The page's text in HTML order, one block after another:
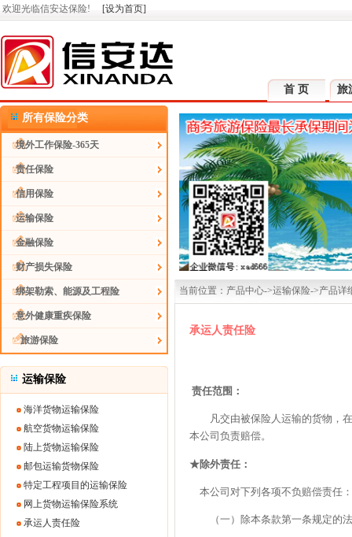
欢迎光临信安达保险! [设为首页]
首 页 旅
所有保险分类
境外工作保险-365天
责任保险
信用保险
运输保险
金融保险
财产损失保险
绑架勒索、能源及工程险
意外健康重疾保险
旅游保险
运输保险
海洋货物运输保险
航空货物运输保险
陆上货物运输保险
邮包运输货物保险
特定工程项目的运输保险
网上货物运输保险系统
承运人责任险
当前位置：产品中心->运输保险->产品详
承运人责任险
责任范围：
凡交由被保险人运输的货物，在
本公司负责赔偿。
★除外责任：
本公司对下列各项不负赔偿责任：
（一）除本条款第一条规定的法